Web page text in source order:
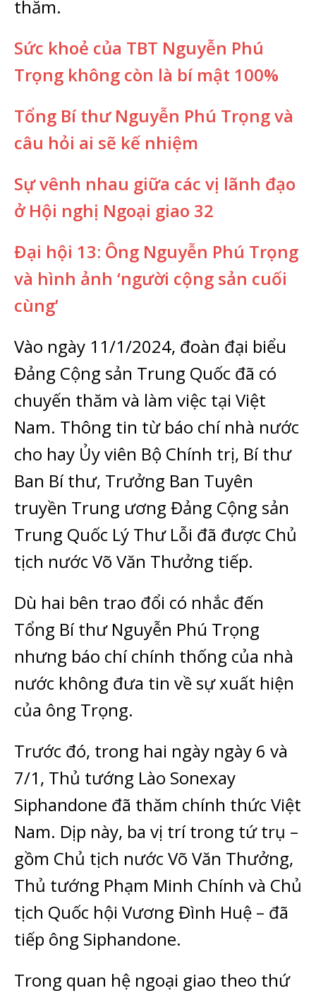
thăm.
Sức khoẻ của TBT Nguyễn Phú
Trọng không còn là bí mật 100%
Tổng Bí thư Nguyễn Phú Trọng và
câu hỏi ai sẽ kế nhiệm
Sự vênh nhau giữa các vị lãnh đạo
ở Hội nghị Ngoại giao 32
Đại hội 13: Ông Nguyễn Phú Trọng
và hình ảnh ‘người cộng sản cuối
cùng’
Vào ngày 11/1/2024, đoàn đại biểu
Đảng Cộng sản Trung Quốc đã có
chuyến thăm và làm việc tại Việt
Nam. Thông tin từ báo chí nhà nước
cho hay Ủy viên Bộ Chính trị, Bí thư
Ban Bí thư, Trưởng Ban Tuyên
truyền Trung ương Đảng Cộng sản
Trung Quốc Lý Thư Lỗi đã được Chủ
tịch nước Võ Văn Thưởng tiếp.
Dù hai bên trao đổi có nhắc đến
Tổng Bí thư Nguyễn Phú Trọng
nhưng báo chí chính thống của nhà
nước không đưa tin về sự xuất hiện
của ông Trọng.
Trước đó, trong hai ngày ngày 6 và
7/1, Thủ tướng Lào Sonexay
Siphandone đã thăm chính thức Việt
Nam. Dịp này, ba vị trí trong tứ trụ –
gồm Chủ tịch nước Võ Văn Thưởng,
Thủ tướng Phạm Minh Chính và Chủ
tịch Quốc hội Vương Đình Huệ – đã
tiếp ông Siphandone.
Trong quan hệ ngoại giao theo thứ